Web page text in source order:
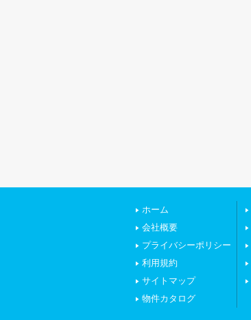
ホーム
会社概要
プライバシーポリシー
利用規約
サイトマップ
物件カタログ